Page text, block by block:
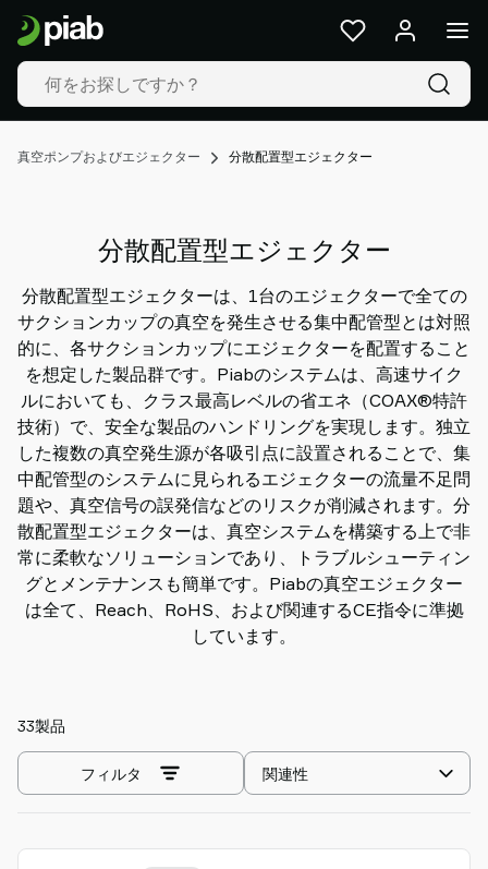
真空ポンプおよびエジェクター 分散配置型エジェクター
分散配置型エジェクター
分散配置型エジェクターは、1台のエジェクターで全ての
サクションカップの真空を発生させる集中配管型とは対照
的に、各サクションカップにエジェクターを配置すること
を想定した製品群です。Piabのシステムは、高速サイク
ルにおいても、クラス最高レベルの省エネ（COAX®特許
技術）で、安全な製品のハンドリングを実現します。独立
した複数の真空発生源が各吸引点に設置されることで、集
中配管型のシステムに見られるエジェクターの流量不足問
題や、真空信号の誤発信などのリスクが削減されます。分
散配置型エジェクターは、真空システムを構築する上で非
常に柔軟なソリューションであり、トラブルシューティン
グとメンテナンスも簡単です。Piabの真空エジェクター
は全て、Reach、RoHS、および関連するCE指令に準拠
しています。
33製品
並
べ
フィルタ
製
品
&
ソ
リ
ー
界
私
た
ち
の
技
術
Resources
Piab
に
つ
い
問
せ